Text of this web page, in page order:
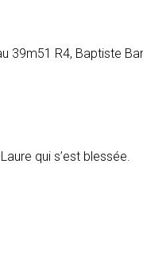
39m51 R4, Baptiste
qui s’est blessée.